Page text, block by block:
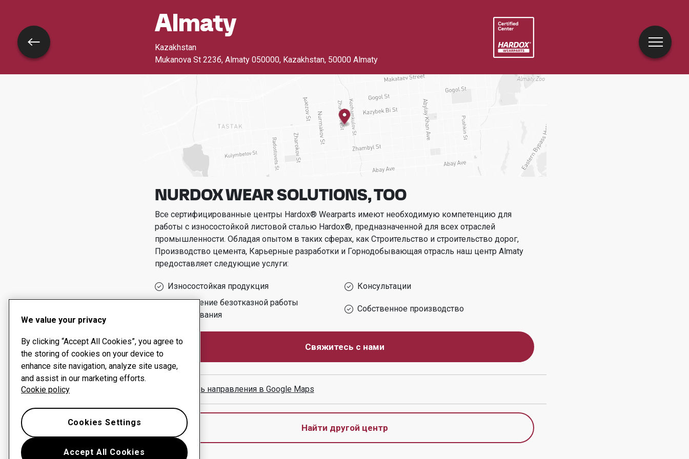
Almaty
Kazakhstan
Mukanova St 223б, Almaty 050000, Kazakhstan, 50000 Almaty
NURDOX WEAR SOLUTIONS, TOO
Все сертифицированные центры Hardox® Wearparts имеют необходимую компетенцию для
работы с износостойкой листовой сталью Hardox®, предназначенной для всех отраслей
промышленности. Обладая опытом в таких сферах, как Строительство и строительство дорог,
Производство цемента, Карьерные разработки и Горнодобывающая отрасль наш центр Almaty
предоставляет следующие услуги:
Износостойкая продукция
Консультации
Обеспечение безотказной работы
оборудования
Собственное производство
Свяжитесь с нами
Показать направления в Google Maps
Найти другой центр
Назад
We value your privacy
By clicking “Accept All Cookies”, you agree to
the storing of cookies on your device to
enhance site navigation, analyze site usage,
and assist in our marketing efforts.
Cookie policy
Accept All Cookies
Cookies Settings